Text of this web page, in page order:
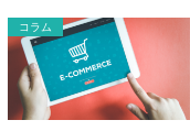
コラム